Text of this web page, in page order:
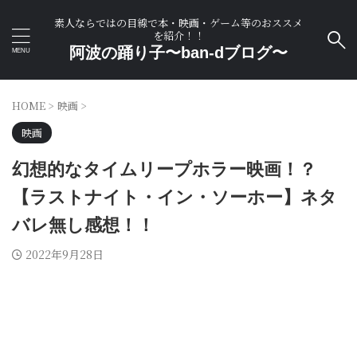
素人ならではの目線で本・映画・ゲーム等のおススメ
を紹介！！
阿波の踊り子〜ban-dブログ〜
HOME > 映画 >
映画
幻想的なタイムリープホラー映画！？
【ラストナイト・イン・ソーホー】ネタ
バレ無し感想！！
2022年9月28日